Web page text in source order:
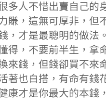
多人不惜出賣自己的
賺，這無可厚非，但
，才是最聰明的做法。
得，不要前半生，拿
來錢，但錢卻買不來
著也白搭，有命有錢
康才是你最大的本錢